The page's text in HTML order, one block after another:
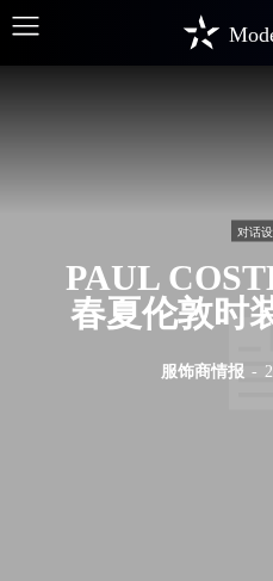
对话
PAUL
春夏伦敦时
服饰商情报 -